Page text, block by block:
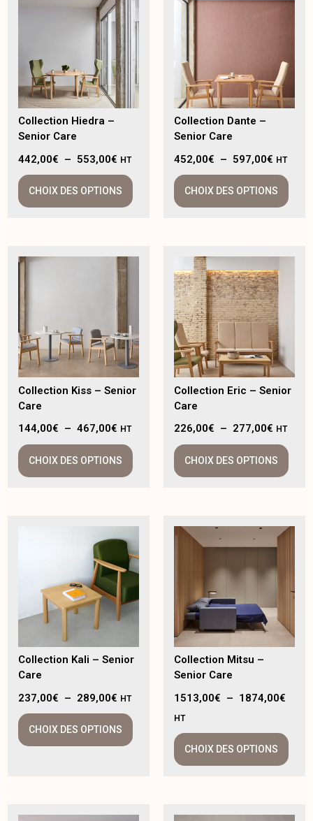
Collection Hiedra –
Senior Care
442,00€ – 553,00€ HT
CHOIX DES OPTIONS
Collection Dante –
Senior Care
452,00€ – 597,00€ HT
CHOIX DES OPTIONS
Collection Kiss – Senior
Care
144,00€ – 467,00€ HT
CHOIX DES OPTIONS
Collection Eric – Senior
Care
226,00€ – 277,00€ HT
CHOIX DES OPTIONS
Collection Kali – Senior
Care
237,00€ – 289,00€ HT
CHOIX DES OPTIONS
Collection Mitsu –
Senior Care
1513,00€ – 1874,00€
HT
CHOIX DES OPTIONS